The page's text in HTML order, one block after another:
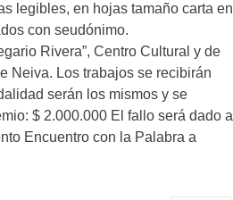
legibles, en hojas tamaño carta en
con seudónimo.
Rivera”, Centro Cultural y de
Neiva. Los trabajos se recibirán
serán los mismos y se
$ 2.000.000 El fallo será dado a
Encuentro con la Palabra a